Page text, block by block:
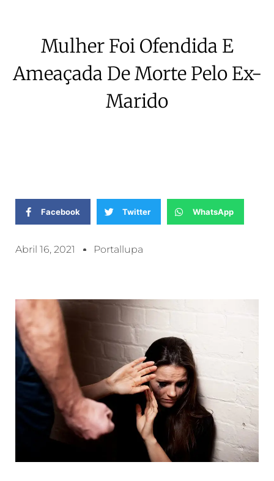
Mulher Foi Ofendida E
Ameaçada De Morte Pelo Ex-
Marido
Facebook Twitter WhatsApp
Abril 16, 2021 Portallupa